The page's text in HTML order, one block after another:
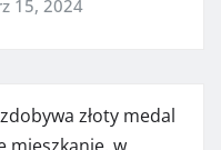
15, 2024